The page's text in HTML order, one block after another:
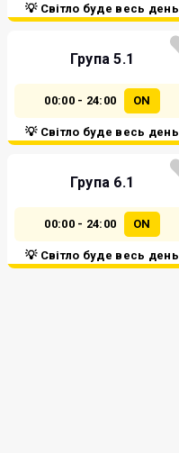
💡 Світло буде весь день
Група 5.1
00:00 - 24:00 ON
💡 Світло буде весь день
Група 6.1
00:00 - 24:00 ON
💡 Світло буде весь день